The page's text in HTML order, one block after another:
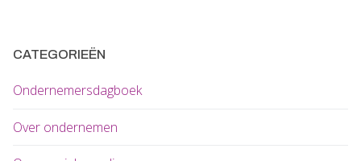
CATEGORIEËN
Ondernemersdagboek
Over ondernemen